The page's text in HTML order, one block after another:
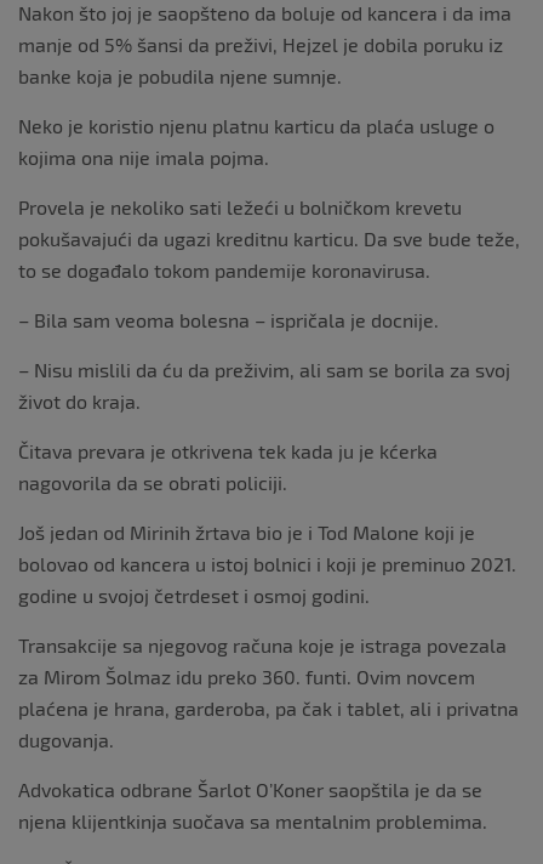
Nakon što joj je saopšteno da boluje od kancera i da ima
manje od 5% šansi da preživi, Hejzel je dobila poruku iz
banke koja je pobudila njene sumnje.
Neko je koristio njenu platnu karticu da plaća usluge o
kojima ona nije imala pojma.
Provela je nekoliko sati ležeći u bolničkom krevetu
pokušavajući da ugazi kreditnu karticu. Da sve bude teže,
to se događalo tokom pandemije koronavirusa.
– Bila sam veoma bolesna – ispričala je docnije.
– Nisu mislili da ću da preživim, ali sam se borila za svoj
život do kraja.
Čitava prevara je otkrivena tek kada ju je kćerka
nagovorila da se obrati policiji.
Još jedan od Mirinih žrtava bio je i Tod Malone koji je
bolovao od kancera u istoj bolnici i koji je preminuo 2021.
godine u svojoj četrdeset i osmoj godini.
Transakcije sa njegovog računa koje je istraga povezala
za Mirom Šolmaz idu preko 360. funti. Ovim novcem
plaćena je hrana, garderoba, pa čak i tablet, ali i privatna
dugovanja.
Advokatica odbrane Šarlot O’Koner saopštila je da se
njena klijentkinja suočava sa mentalnim problemima.